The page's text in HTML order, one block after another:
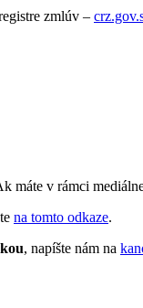
zmlúv –
máte v rámci
na tomto odkaze.
, napíšte nám na